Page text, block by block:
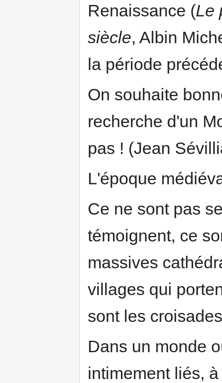
Renaissance (Le
siècle, Albin
la période
On souhaite
recherche d'un
pas ! (Jean
L'époque
Ce ne sont pas
témoignent, ce
massives
villages qui
sont les
Dans un monde
intimement liés,